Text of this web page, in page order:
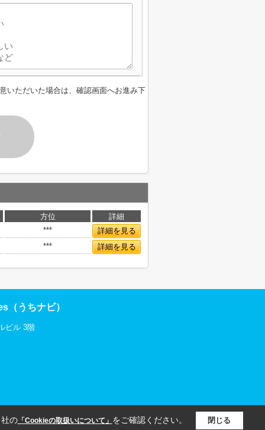
いただいた場合は、確認画面へお進み下
方位
詳細
***
詳細を見る
***
詳細を見る
（うちナビ）
ビル 3階
の「Cookieの取扱いについて」 をご確認ください。 閉じる